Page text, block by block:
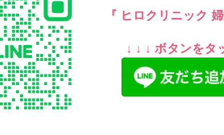
『 ヒロクリニック
↓ ↓ ↓ ボタンをタ